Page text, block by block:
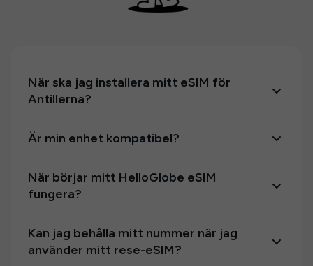
När ska jag installera mitt eSIM för
Antillerna?
Är min enhet kompatibel?
När börjar mitt HelloGlobe eSIM
fungera?
Kan jag behålla mitt nummer när jag
använder mitt rese-eSIM?